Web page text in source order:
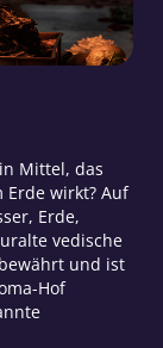
Mittel, das
Erde wirkt? Auf
Erde,
vedische
und ist
Hof